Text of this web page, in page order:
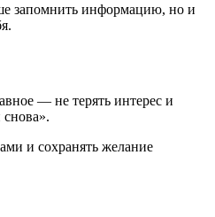
запомнить информацию, но и
— не терять интерес и
и сохранять желание